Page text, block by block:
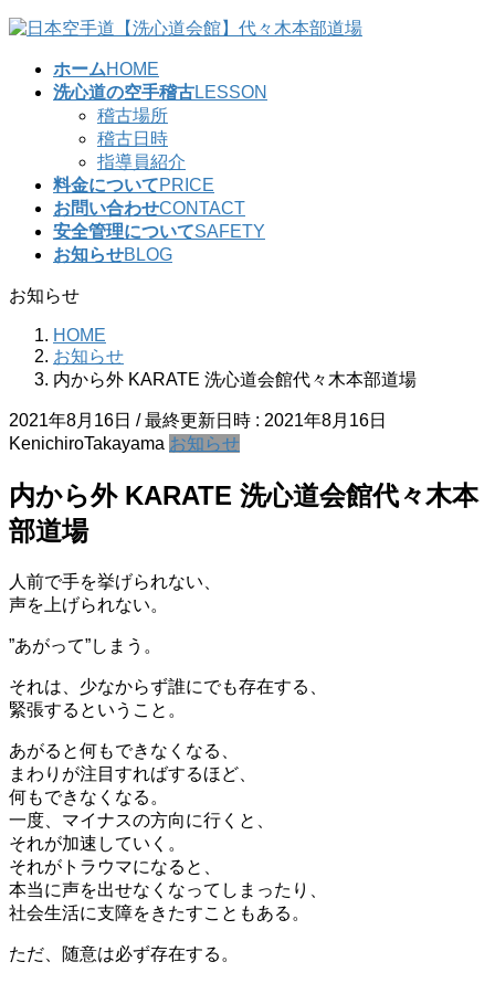
コ
ナ
ホームHOME
洗心道の空手稽古LESSON
稽古場所
稽古日時
指導員紹介
料金についてPRICE
お問い合わせCONTACT
安全管理についてSAFETY
お知らせBLOG
お知らせ
HOME
お知らせ
内から外 KARATE 洗心道会館代々木本部道場
2021年8月16日 / 最終更新日時 : 2021年8月16日
KenichiroTakayama お知らせ
内から外 KARATE 洗心道会館代々木本
部道場
人前で手を挙げられない、
声を上げられない。
”あがって”しまう。
それは、少なからず誰にでも存在する、
緊張するということ。
あがると何もできなくなる、
まわりが注目すればするほど、
何もできなくなる。
一度、マイナスの方向に行くと、
それが加速していく。
それがトラウマになると、
本当に声を出せなくなってしまったり、
社会生活に支障をきたすこともある。
ただ、随意は必ず存在する。